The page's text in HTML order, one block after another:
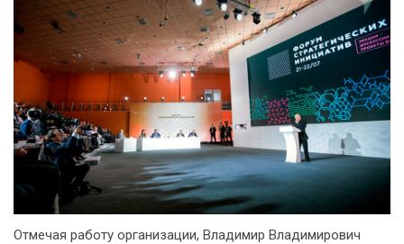
Отмечая работу организации, Владимир Владимирович